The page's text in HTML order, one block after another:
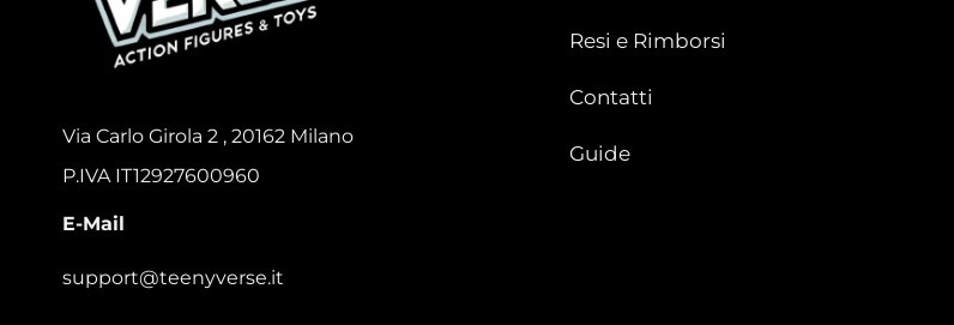
Via Carlo Girola 2 , 20162 Milano
P.IVA IT12927600960
E-Mail
support@teenyverse.it
Resi e Rimborsi
Contatti
Guide